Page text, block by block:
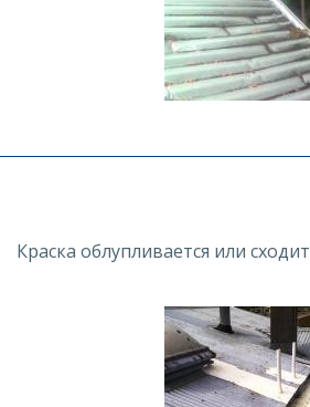
Краска облупливается или сходит